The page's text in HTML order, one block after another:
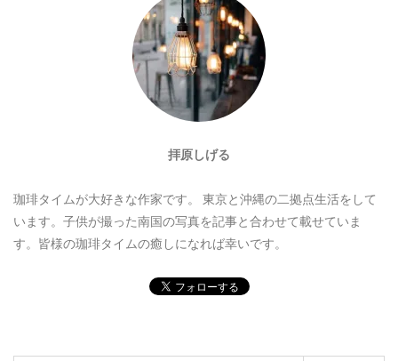
拝原しげる
珈琲タイムが大好きな作家です。
東京と沖縄の二拠点生活をして
います。子供が撮った南国の写真を記事と合わせて載せていま
す。皆様の珈琲タイムの癒しになれば幸いです。